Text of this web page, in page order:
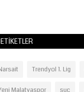
ETIKETLER
Trendyol 1. Lig
Malatyaspor suç